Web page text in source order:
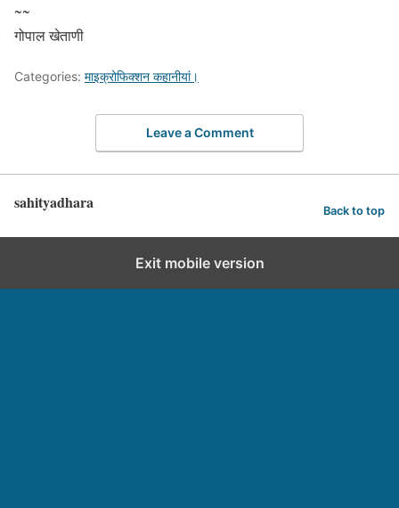
~~
गोपाल खेताणी
Categories: माइक्रोफिक्शन कहानीयां।
Leave a Comment
sahityadhara Back to top
Exit mobile version